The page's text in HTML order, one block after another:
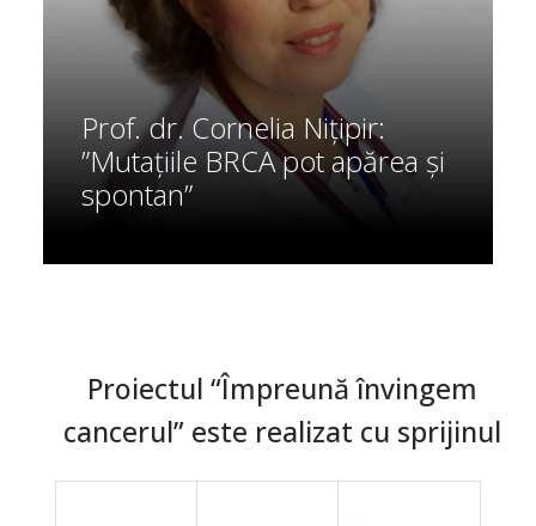
Prof. dr. Cornelia Nițipir:
”Mutațiile BRCA pot apărea și
spontan”
Proiectul “Împreună învingem
cancerul” este realizat cu sprijinul